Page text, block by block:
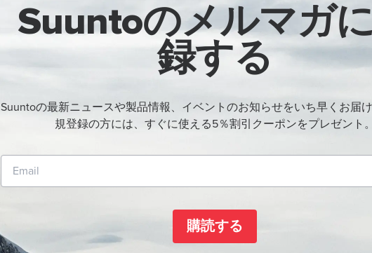
Suuntoのメルマガ
録する
Suuntoの最新ニュースや製品情報、イベントのお知らせをいち早くお届
規登録の方には、すぐに使える5％割引クーポンをプレゼント
購読する